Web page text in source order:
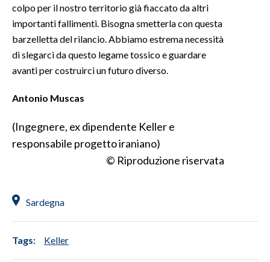
colpo per il nostro territorio già fiaccato da altri
importanti fallimenti. Bisogna smetterla con questa
barzelletta del rilancio. Abbiamo estrema necessità
di slegarci da questo legame tossico e guardare
avanti per costruirci un futuro diverso.
Antonio Muscas
(Ingegnere, ex dipendente Keller e
responsabile progetto iraniano)
© Riproduzione riservata
Sardegna
Tags: Keller